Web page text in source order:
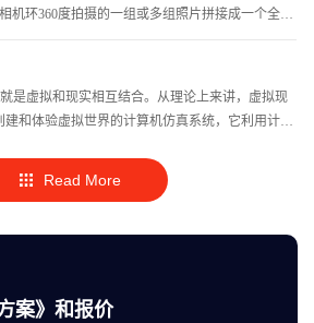
机环360度拍摄的一组或多组照片拼接成一个全景
、Active X、Flash）的支持下，使用鼠标控制环
远。使消费者感到就好像处在现场环境当中
是虚拟和现实相互结合。从理论上来讲，虚拟现
和体验虚拟世界的计算机仿真系统，它利用计算
Read More
案》和报价